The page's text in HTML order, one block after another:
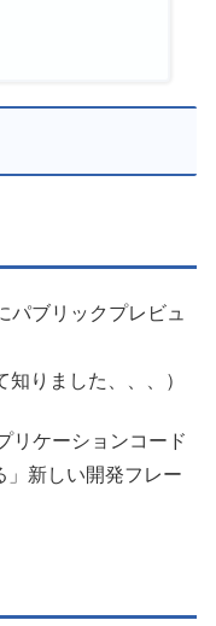
パブリックプレビュ
知りました、、、）
リケーションコード
」新しい開発フレー